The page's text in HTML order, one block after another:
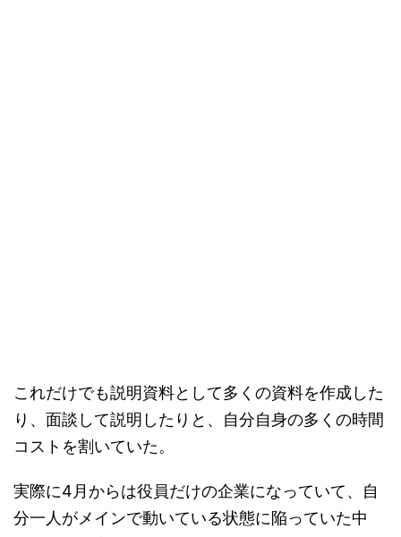
これだけでも説明資料として多くの資料を作成した
り、面談して説明したりと、自分自身の多くの時間
コストを割いていた。
実際に4月からは役員だけの企業になっていて、自
分一人がメインで動いている状態に陥っていた中